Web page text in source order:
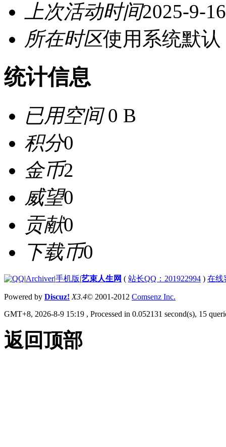
上次活动时间2025-9-
所在时区使用系统默认
统计信息
已用空间0 B
积分0
金币2
威望0
贡献0
下载币0
|Archiver|手机版|艺束人生网 ( 站长QQ：201922994 ) 在线
Powered by Discuz! X3.4© 2001-2012 Comsenz Inc.
GMT+8, 2026-8-9 15:19 , Processed in 0.052131 second(s), 15
返回顶部